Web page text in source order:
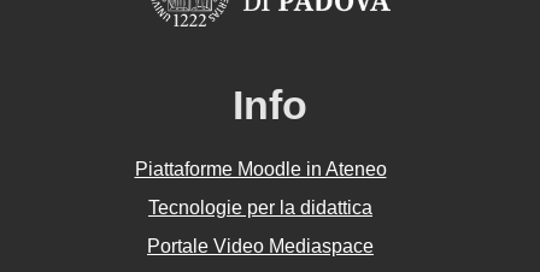
Info
Piattaforme Moodle in Ateneo
Tecnologie per la didattica
Portale Video Mediaspace